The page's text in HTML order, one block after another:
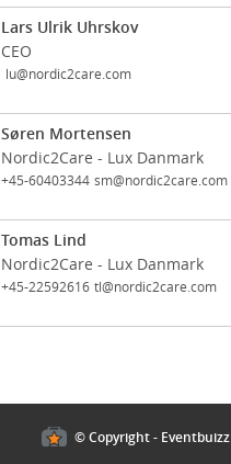
Lars Ulrik Uhrskov
CEO
lu@nordic2care.com
Søren Mortensen
Nordic2Care - Lux Danmark
+45-60403344 sm@nordic2care.com
Tomas Lind
Nordic2Care - Lux Danmark
+45-22592616 tl@nordic2care.com
© Copyright - Eventbuizz